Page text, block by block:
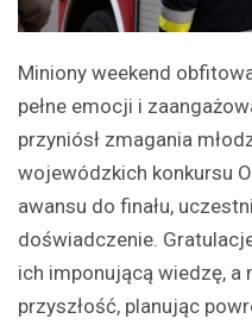
Miniony weekend
pełne emocji i
przyniósł zmagania
wojewódzkich konkursu
awansu do finału,
doświadczenie.
ich imponującą wiedzę,
przyszłość, planując